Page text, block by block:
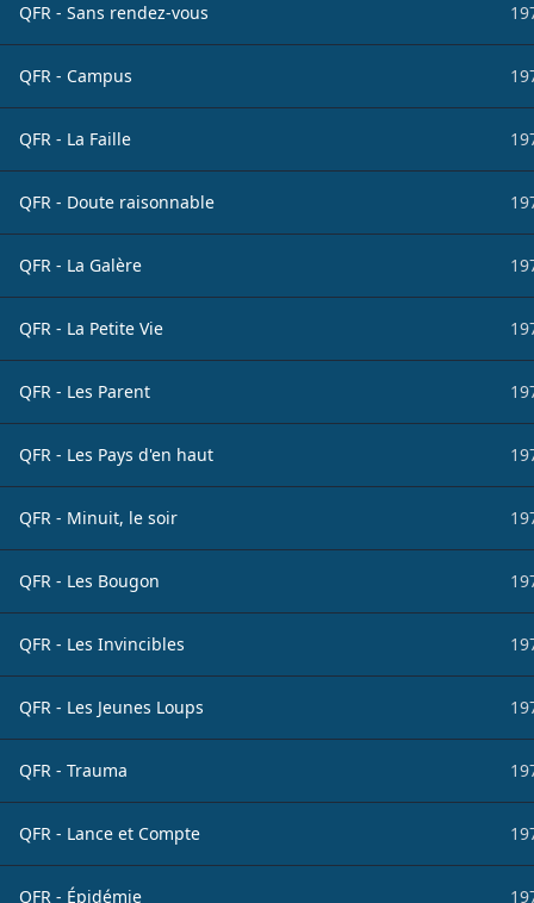
QFR - Sans rendez-vous
QFR - Campus
QFR - La Faille
QFR - Doute raisonnable
QFR - La Galère
QFR - La Petite Vie
QFR - Les Parent
QFR - Les Pays d'en haut
QFR - Minuit, le soir
QFR - Les Bougon
QFR - Les Invincibles
QFR - Les Jeunes Loups
QFR - Trauma
QFR - Lance et Compte
QFR - Épidémie